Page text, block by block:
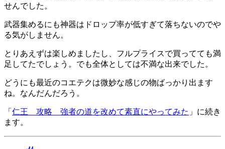
せんでした。
武器集めるにも神器はドロップ率が低すぎて落ちないのでや
る気がしません。
とりあえずは楽しめましたし、フルプライスで買ってても満
足してたでしょう。でも全体としては不満な出来でした。
どうにも最近のコエテクは微妙な感じの物ばっかり出ます
ね。なんだんだろう。
「 仁王 攻略 強者の道を改めて素直にやってみた 」に続き
ます。